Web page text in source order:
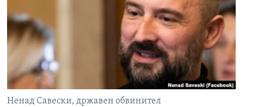
Ненад Савески, државен обвинител